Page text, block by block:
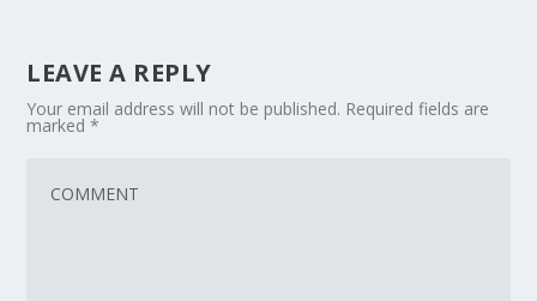
LEAVE A REPLY
Your email address will not be published. Required fields are
marked*